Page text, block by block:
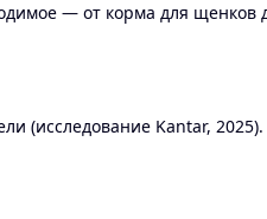
— от корма для
(исследование Kantar,